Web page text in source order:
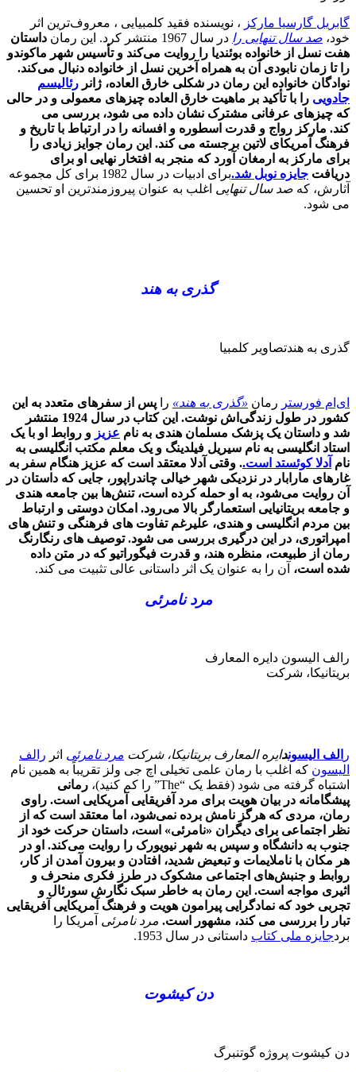
گابریل گارسیا مارکز ، نویسنده فقید کلمبیایی ، معروف‌ترین اثر
خود، صد سال تنهایی را در سال 1967 منتشر کرد. این رمان
داستان
هفت نسل از خانواده بوئندیا را روایت می‌کند و تأسیس شهر ماکوندو
را تا زمان نابودی آن به همراه آخرین نسل از خانواده دنبال می‌کند.
نوادگان خانواده این رمان در شکلی خارق العاده، ژانر رئالیسم
جادویی را با تأکید بر ماهیت خارق العاده چیزهای معمولی و در حالی
که چیزهای عرفانی مشترک نشان داده می شود، بررسی می
کند. مارکز رواج و قدرت اسطوره و افسانه را در ارتباط با تاریخ و
فرهنگ آمریکای لاتین برجسته می کند. این رمان جوایز زیادی را
برای مارکز به ارمغان آورد که منجر به افتخار نهایی او برای
دریافت جایزه نوبل شد.
برای ادبیات در سال 1982 برای کل مجموعه
آثارش، که صد سال تنهایی اغلب به عنوان پیروزمندترین او تحسین
می شود.
گذری به هند
گذری به هندتصاویر کلمبیا
ای‌ام فورستر رمان «گذری به هند» را پس از سفرهای متعدد به این
کشور در طول زندگی‌اش نوشت. این کتاب در سال 1924 منتشر
شد و داستان یک پزشک مسلمان هندی به نام عزیز و روابط او با یک
استاد انگلیسی به نام سیریل فیلدینگ و یک معلم مکتب انگلیسی به
نام آدلا کوئستد است.. وقتی آدلا معتقد است که عزیز هنگام سفر به
غارهای مارابار در نزدیکی شهر خیالی چاندراپور، جایی که داستان در
آن روایت می‌شود، به او حمله کرده است، تنش‌ها بین جامعه هندی
و جامعه بریتانیایی استعمارگر بالا می‌رود. امکان دوستی و ارتباط
بین مردم انگلیسی و هندی، علیرغم تفاوت های فرهنگی و تنش های
امپراتوری، در این درگیری بررسی می شود. توصیف های رنگارنگ
رمان از طبیعت، منظره هند، و قدرت فیگوراتیو که در متن داده
شده است، آن را به عنوان یک اثر داستانی عالی تثبیت می کند.
مرد نامرئی
رالف الیسون دایره المعارف
بریتانیکا، شرکت
ر الف الیسوندایره المعارف بریتانیکا، شرکت مرد نامرئی اثر رالف
الیسون که اغلب با رمان علمی تخیلی اچ جی ولز تقریباً به همین نام
اشتباه گرفته می شود (فقط یک “The” را کم کنید)،
رمانی
پیشگامانه در بیان هویت برای مرد آفریقایی آمریکایی است. راوی
رمان، مردی که هرگز نامش برده نمی‌شود، اما معتقد است که از
نظر اجتماعی برای دیگران «نامرئی» است، داستان حرکت خود از
جنوب به دانشگاه و سپس به شهر نیویورک را روایت می‌کند. او در
هر مکان با ناملایمات و تبعیض شدید، افتادن و بیرون آمدن از کار،
روابط و جنبش‌های اجتماعی مشکوک در طرز فکری منحرف و
اثیری مواجه است. این رمان به خاطر سبک نگارش سورئال و
تجربی خود که نمادگرایی پیرامون هویت و فرهنگ آمریکایی آفریقایی
تبار را بررسی می کند، مشهور است. مرد نامرئی آمریکا را
بردجایزه ملی کتاب داستانی در سال 1953.
دن کیشوت
دن کیشوت پروژه گوتنبرگ